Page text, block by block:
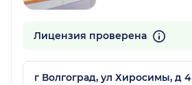
Лицензия проверена
г Волгоград, ул Хиросимы, д 4